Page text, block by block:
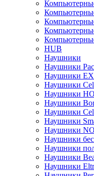
HUB
Наушники
Наушники
Наушники
Наушники
Наушники
Наушники
Наушники
Наушники
Наушники
Наушники
Наушники
Наушники
Наушники